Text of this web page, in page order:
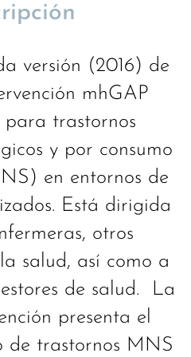
versión (2016) de
mhGAP
trastornos
y por consumo
en entornos de
Está dirigida
otros
salud, así como a
de salud. La
presenta el
de trastornos MNS